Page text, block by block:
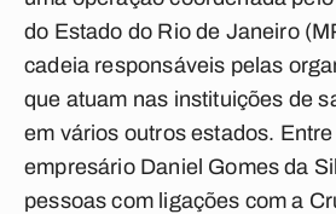
do Estado do Rio de Janeiro
cadeia responsáveis pelas
que atuam nas instituições de
em vários outros estados.
empresário Daniel Gomes da
pessoas com ligações com a